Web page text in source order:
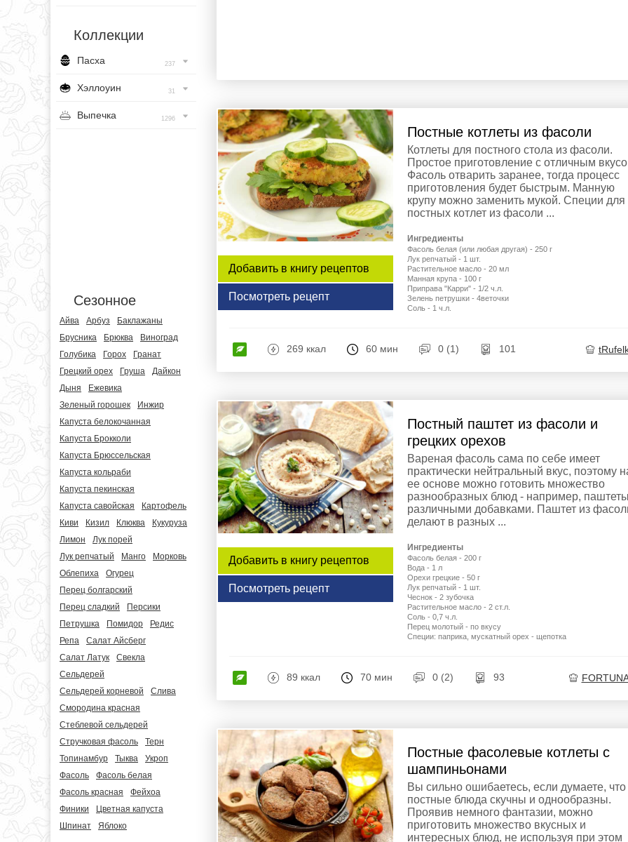
Коллекции
Пасха 237
Хэллоуин 31
Выпечка 1296
Сезонное
Айва Арбуз
Баклажаны
Брусника
Брюква
Виноград
Голубика
Горох
Гранат
Грецкий орех
Груша
Дайкон
Дыня
Ежевика
Зеленый горошек
Инжир
Капуста белокочанная
Капуста Брокколи
Капуста Брюссельская
Капуста кольраби
Капуста пекинская
Капуста савойская
Картофель
Киви
Кизил Клюква
Кукуруза
Лимон
Лук порей
Лук репчатый
Манго
Морковь
Облепиха
Огурец
Перец болгарский
Перец сладкий
Персики
Петрушка
Помидор
Редис
Репа
Салат Айсберг
Салат Латук
Свекла
Сельдерей
Сельдерей корневой
Слива
Смородина красная
Стеблевой сельдерей
Стручковая фасоль
Терн
Топинамбур
Тыква
Укроп
Фасоль
Фасоль белая
Фасоль красная
Фейхоа
Финики
Цветная капуста
Шпинат
Яблоко
Добавить в книгу рецептов
Посмотреть рецепт
Постные котлеты из фасоли
Котлеты для постного стола из фасоли.
Простое приготовление с отличным
Фасоль отварить заранее, тогда процесс
приготовления будет быстрым. Манную
крупу можно заменить мукой. Специи для
постных котлет из фасоли ...
Ингредиенты
Фасоль белая (или любая другая) - 250 г
Лук репчатый - 1 шт.
Растительное масло - 20 мл
Манная крупа - 100 г
Приправа "Карри" - 1/2 ч.л.
Зелень петрушки - 4веточки
Соль - 1 ч.л.
269 ккал 60 мин 0 (1) 101
Добавить в книгу рецептов
Посмотреть рецепт
Постный паштет из фасоли и
грецких орехов
Вареная фасоль сама по себе имеет
практически нейтральный вкус, поэтому
ее основе можно готовить множество
разнообразных блюд - например,
различными добавками. Паштет из
делают в разных ...
Ингредиенты
Фасоль белая - 200 г
Вода - 1 л
Орехи грецкие - 50 г
Лук репчатый - 1 шт.
Чеснок - 2 зубочка
Растительное масло - 2 ст.л.
Соль - 0,7 ч.л.
Перец молотый - по вкусу
Специи: паприка, мускатный орех - щепотка
89 ккал 70 мин 0 (2) 93
Постные фасолевые котлеты с
шампиньонами
Вы сильно ошибаетесь, если думаете, что
постные блюда скучны и однообразны.
Проявив немного фантазии, можно
приготовить множество вкусных и
интересных блюд, не используя при этом